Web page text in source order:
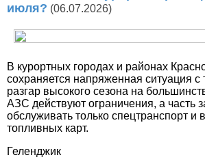
июля? (06.07.2026)
В курортных городах и районах
сохраняется напряженная ситуация с
разгар высокого сезона на
АЗС действуют ограничения, а часть
обслуживать только спецтранспорт и
топливных карт.
Геленджик